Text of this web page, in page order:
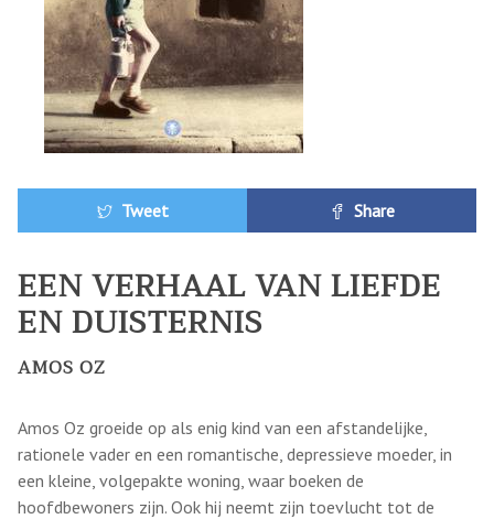
Tweet Share
EEN VERHAAL VAN LIEFDE
EN DUISTERNIS
AMOS OZ
Amos Oz groeide op als enig kind van een afstandelijke,
rationele vader en een romantische, depressieve moeder, in
een kleine, volgepakte woning, waar boeken de
hoofdbewoners zijn. Ook hij neemt zijn toevlucht tot de